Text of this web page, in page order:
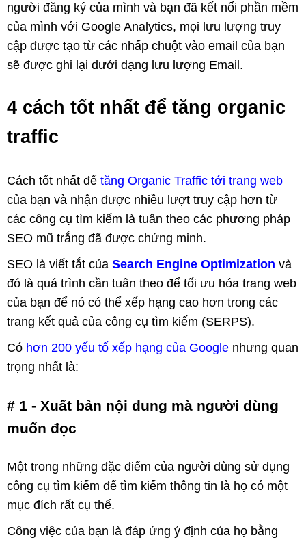
người đăng ký của mình và bạn đã kết nối phần mềm
của mình với Google Analytics, mọi lưu lượng truy
cập được tạo từ các nhấp chuột vào email của bạn
sẽ được ghi lại dưới dạng lưu lượng Email.
4 cách tốt nhất để tăng organic
traffic
Cách tốt nhất để tăng Organic Traffic tới trang web
của bạn và nhận được nhiều lượt truy cập hơn từ
các công cụ tìm kiếm là tuân theo các phương pháp
SEO mũ trắng đã được chứng minh.
SEO là viết tắt của Search Engine Optimization và
đó là quá trình cần tuân theo để tối ưu hóa trang web
của bạn để nó có thể xếp hạng cao hơn trong các
trang kết quả của công cụ tìm kiếm (SERPS).
Có hơn 200 yếu tố xếp hạng của Google nhưng quan
trọng nhất là:
# 1 - Xuất bản nội dung mà người dùng
muốn đọc
Một trong những đặc điểm của người dùng sử dụng
công cụ tìm kiếm để tìm kiếm thông tin là họ có một
mục đích rất cụ thể.
Công việc của bạn là đáp ứng ý định của họ bằng